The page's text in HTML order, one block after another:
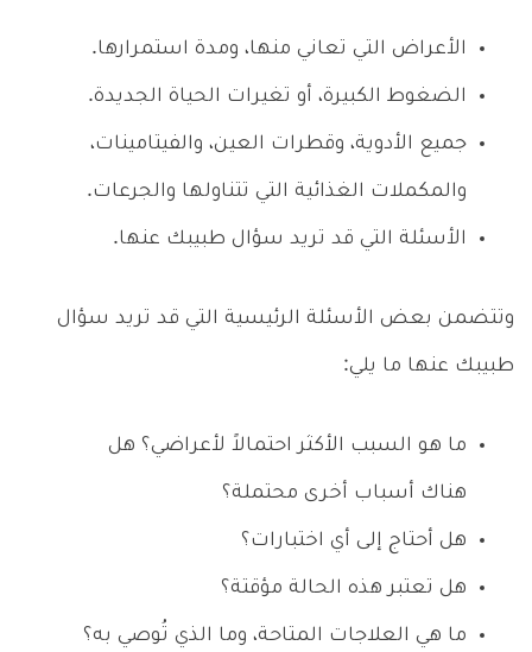
الأعراض التي تعاني منها، ومدة استمرارها.
الضغوط الكبيرة، أو تغيرات الحياة الجديدة.
جميع الأدوية، وقطرات العين، والفيتامينات،
والمكملات الغذائية التي تتناولها والجرعات.
الأسئلة التي قد تريد سؤال طبيبك عنها.
وتتضمن بعض الأسئلة الرئيسية التي قد تريد سؤال
طبيبك عنها ما يلي:
ما هو السبب الأكثر احتمالاً لأعراضي؟ هل
هناك أسباب أخرى محتملة؟
هل أحتاج إلى أي اختبارات؟
هل تعتبر هذه الحالة مؤقتة؟
ما هي العلاجات المتاحة، وما الذي تُوصي به؟